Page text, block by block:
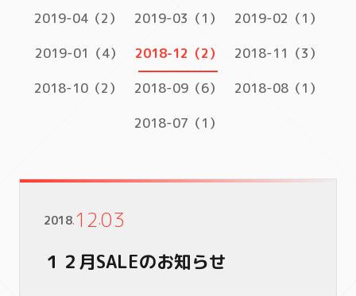
2019-04（2）
2019-03（1）
2019-02（1）
2019-01（4）
2018-12（2）
2018-11（3）
2018-10（2）
2018-09（6）
2018-08（1）
2018-07（1）
2018.12.03
１２月SALEのお知らせ